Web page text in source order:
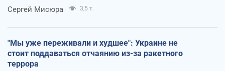
Сергей Мисюра 3,5 т.
"Мы уже переживали и худшее": Украине не
стоит поддаваться отчаянию из-за ракетного
террора